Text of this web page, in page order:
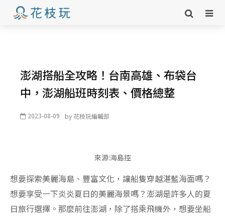
澎湖搭船全攻略！台南高雄、布袋台
中，澎湖船班時刻表、價格總整
2023-08-09 by花枝玩編輯部
來源:海島控
想要探索美麗海島、豐富文化，讓船隻穿越湛藍海面嗎？
想要享受一下炎炎夏日的美麗海景嗎？澎湖是許多人的夏
日旅行選擇。那麼前往澎湖，除了搭乘飛機外，想要坐船